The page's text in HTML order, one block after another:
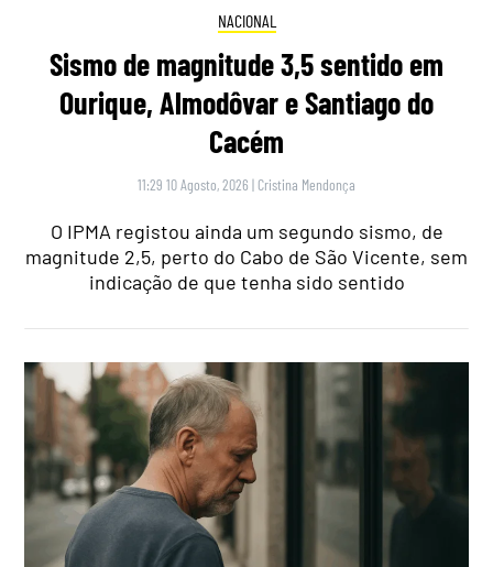
NACIONAL
Sismo de magnitude 3,5 sentido em
Ourique, Almodôvar e Santiago do
Cacém
11:29 10 Agosto, 2026 | Cristina Mendonça
O IPMA registou ainda um segundo sismo, de
magnitude 2,5, perto do Cabo de São Vicente, sem
indicação de que tenha sido sentido